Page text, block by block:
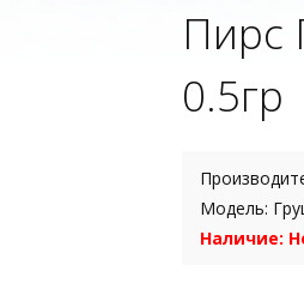
Пирс
0.5гр
Модель:
Наличие: